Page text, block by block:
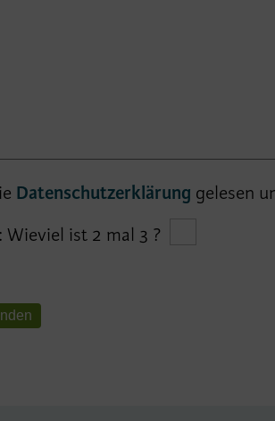
Datenschutzerklärung gelesen
Wieviel ist 2 mal 3 ?